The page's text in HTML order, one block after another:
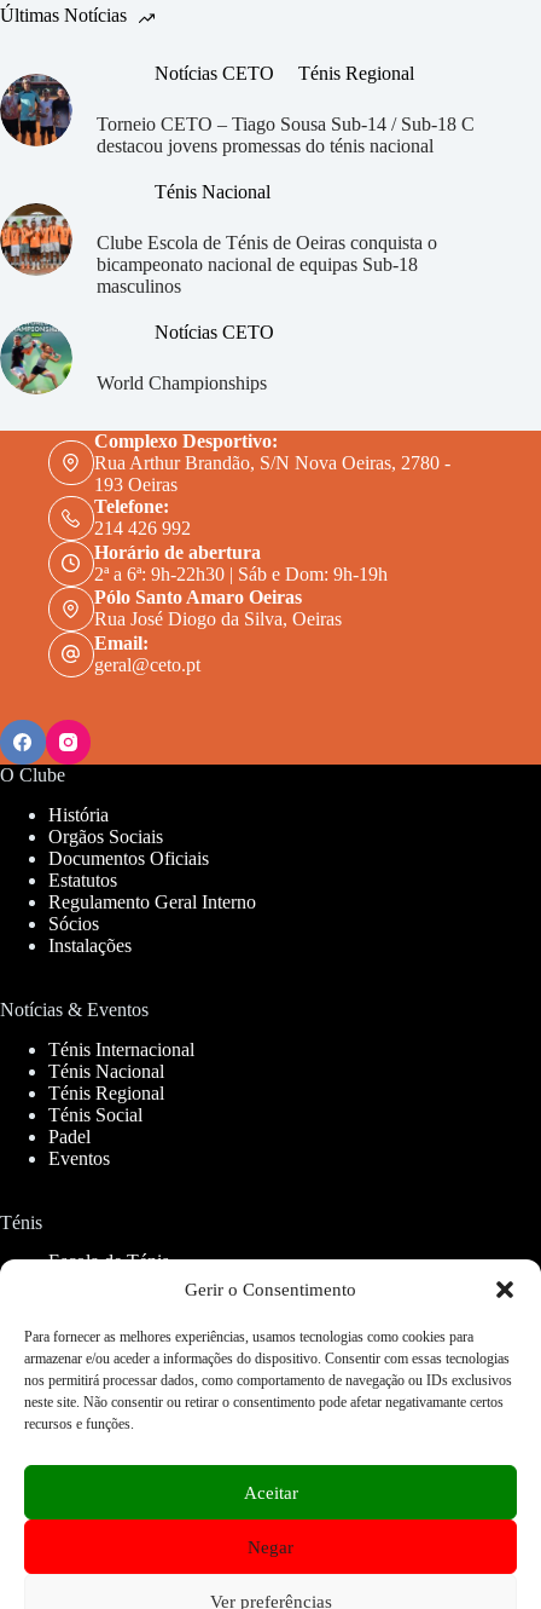
Gerir o Consentimento
Para fornecer as melhores experiências, usamos tecnologias como cookies para
armazenar e/ou aceder a informações do dispositivo. Consentir com essas tecnologias
nos permitirá processar dados, como comportamento de navegação ou IDs exclusivos
neste site. Não consentir ou retirar o consentimento pode afetar negativamante certos
recursos e funções.
Aceitar
Negar
Ver preferências
com
pares
Últimas Notícias
Notícias CETO Ténis Regional
Torneio CETO – Tiago Sousa Sub-14 / Sub-18 C
destacou jovens promessas do ténis nacional
Ténis Nacional
Clube Escola de Ténis de Oeiras conquista o
bicampeonato nacional de equipas Sub-18
masculinos
Notícias CETO
World Championships
Complexo Desportivo:
Rua Arthur Brandão, S/N Nova Oeiras, 2780 -
193 Oeiras
Telefone:
214 426 992
Horário de abertura
2ª a 6ª: 9h-22h30 | Sáb e Dom: 9h-19h
Pólo Santo Amaro Oeiras
Rua José Diogo da Silva, Oeiras
Email:
geral@ceto.pt
O Clube
História
Orgãos Sociais
Documentos Oficiais
Estatutos
Regulamento Geral Interno
Sócios
Instalações
Notícias & Eventos
Ténis Internacional
Ténis Nacional
Ténis Regional
Ténis Social
Padel
Eventos
Ténis
Escola de Ténis
Aluguer de Campos
Padel
CETO Padel
Home
FAQ Contactos
Acessibilidade Web
Cookies e Privacidade